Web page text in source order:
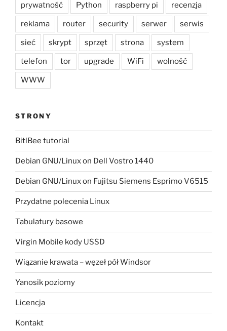
prywatność Python raspberry pi recenzja
reklama router security serwer serwis
sieć skrypt sprzęt strona system
telefon tor upgrade WiFi wolność
WWW
STRONY
BitlBee tutorial
Debian GNU/Linux on Dell Vostro 1440
Debian GNU/Linux on Fujitsu Siemens Esprimo V6515
Przydatne polecenia Linux
Tabulatury basowe
Virgin Mobile kody USSD
Wiązanie krawata – węzeł pół Windsor
Yanosik poziomy
Licencja
Kontakt